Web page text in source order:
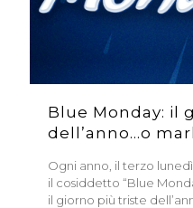
Blue Monday: il
dell’anno…o
Ogni anno, il terzo
il cosiddetto “Blue
il giorno più triste